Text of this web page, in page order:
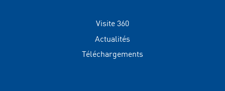
Visite 360
Actualités
Téléchargements